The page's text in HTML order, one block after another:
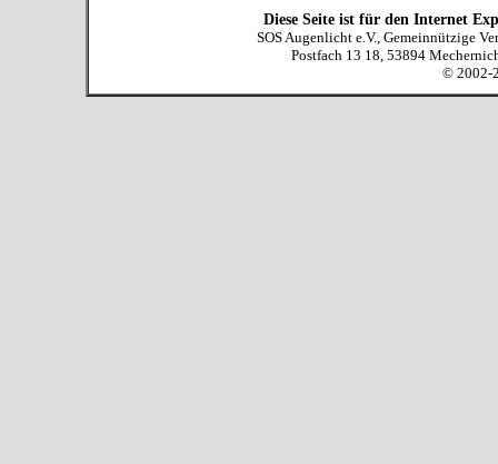
Diese Seite ist für den Internet
SOS Augenlicht e.V., Gemeinnützige
Postfach 13 18, 53894
© 2002-